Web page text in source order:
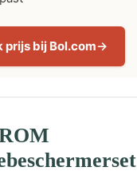
prijs bij Bol.com